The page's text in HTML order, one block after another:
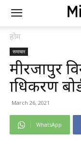
होम
समाचार
मीरजापुर
प्राधिकरण
March 26, 2021
WhatsApp